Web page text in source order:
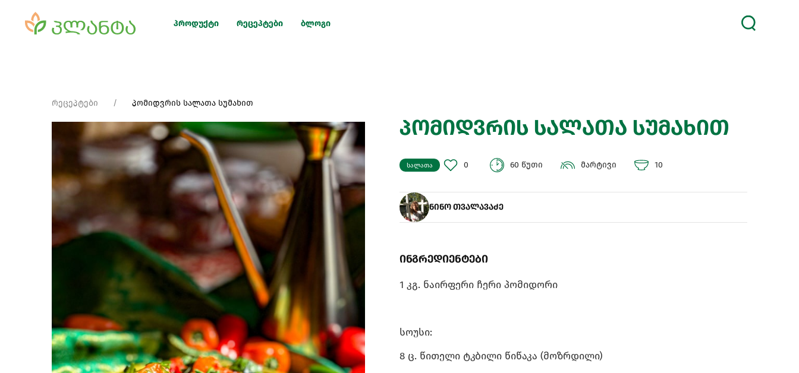
პროდუქტი რეცეპტები ბლოგი
რეცეპტები პომიდვრის სალათა სუმახით
პომიდვრის სალათა სუმახით
სალათა 0 60 წუთი მარტივი 10
ნინო თვალავაძე
ინგრედიენტები
1 კგ. ნაირფერი ჩერი პომიდორი
სოუსი:
8 ც. წითელი ტკბილი წიწაკა (მოზრდილი)